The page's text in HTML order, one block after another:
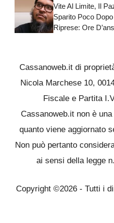
Vite Al Limite, Il
Sparito Poco
Riprese: Ore
Cassanoweb.it di
Nicola Marchese 10,
Fiscale e Partita
Cassanoweb.it non è
quanto viene aggiornato
Non può pertanto
ai sensi della legge
Copyright ©2026 - Tutti i